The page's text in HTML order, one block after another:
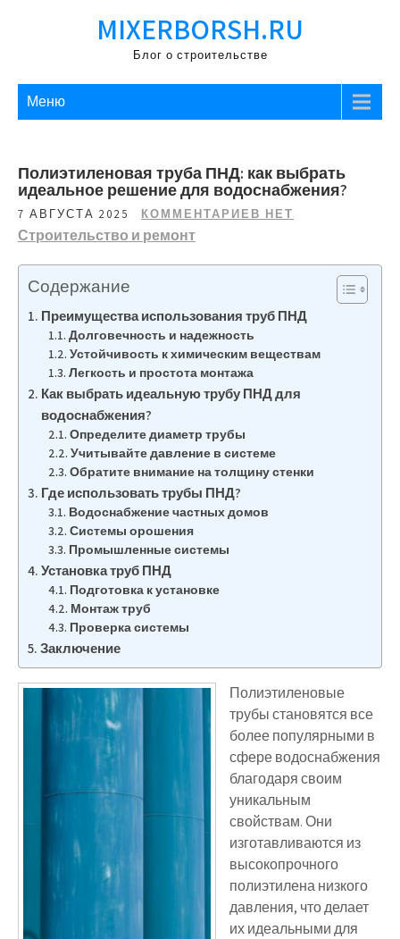
MIXERBORSH.RU
Блог о строительстве
Меню
Полиэтиленовая труба ПНД: как выбрать
идеальное решение для водоснабжения?
7 АВГУСТА 2025 КОММЕНТАРИЕВ НЕТ
Строительство и ремонт
Содержание
Преимущества использования труб ПНД
Долговечность и надежность
Устойчивость к химическим веществам
Легкость и простота монтажа
Как выбрать идеальную трубу ПНД для
водоснабжения?
Определите диаметр трубы
Учитывайте давление в системе
Обратите внимание на толщину стенки
Где использовать трубы ПНД?
Водоснабжение частных домов
Системы орошения
Промышленные системы
Установка труб ПНД
Подготовка к установке
Монтаж труб
Проверка системы
Заключение
Полиэтиленовые
трубы становятся все
более популярными в
сфере водоснабжения
благодаря своим
уникальным
свойствам. Они
изготавливаются из
высокопрочного
полиэтилена низкого
давления, что делает
их идеальными для